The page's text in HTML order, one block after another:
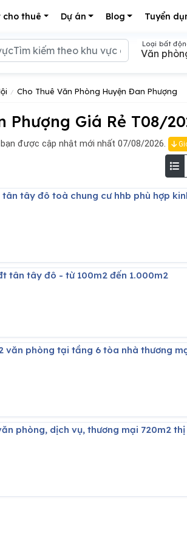
cho thuê Dự án Blog Tuyển
Cho Thuê Văn Phòng Huyện Đan Phượng
Phượng Giá Rẻ T08/
được cập nhật mới nhất 07/08/2026.
tân tây đô - từ 100m2 đến 1.000m2
Loại bất
Văn